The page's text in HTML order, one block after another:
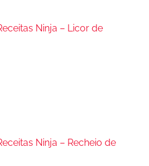
Ninja – Licor de
Ninja – Recheio de